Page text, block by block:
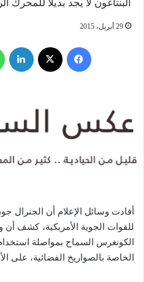
البنتاغون لا يجد بديلاً
29 أبريل، 2015
فيسبوك
أفادت وسائل الإعلام أن الجنرال
للقوات الجوية الأمريكية، كشف أن
الخاصة بالصواريخ الفضائية، على